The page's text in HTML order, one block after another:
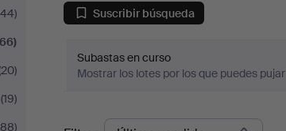
(19)
Suscribir búsqueda
Subastas en curso
Mostrar los lotes por los que puedes pujar
Precios